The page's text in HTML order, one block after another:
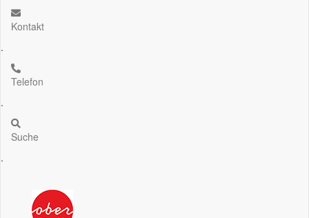
Kontakt
.
Telefon
.
Suche
.